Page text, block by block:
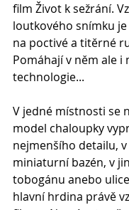
film Život k sežrání.
loutkového snímku
na poctivé a titěrné
Pomáhají v něm ale i
technologie...
V jedné místnosti se
model chaloupky
nejmenšího detailu, v
miniaturní bazén, v
tobogánu anebo
hlavní hrdina právě